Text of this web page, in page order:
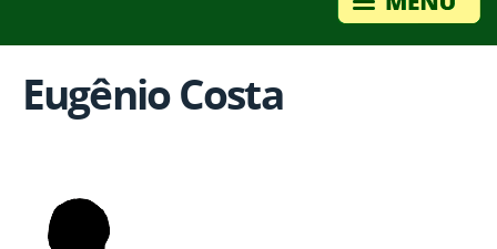
Eugênio Costa